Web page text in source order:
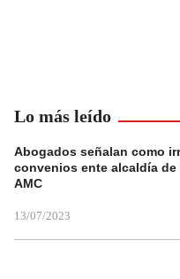
Lo más leído
Abogados señalan como
convenios ente alcaldía de
AMC
13/07/2023